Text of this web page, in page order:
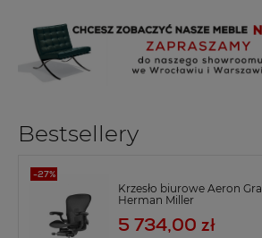
Bestsellery
Krzesło biurowe Aeron
Herman Miller
5 734,00 zł